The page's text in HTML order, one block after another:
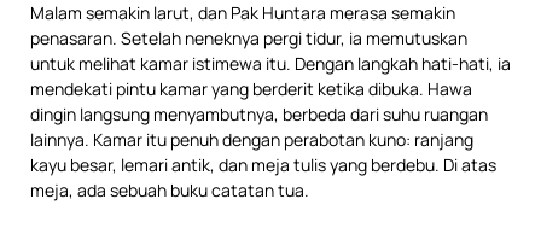
Malam semakin larut, dan Pak Huntara merasa semakin
penasaran. Setelah neneknya pergi tidur, ia memutuskan
untuk melihat kamar istimewa itu. Dengan langkah hati-hati, ia
mendekati pintu kamar yang berderit ketika dibuka. Hawa
dingin langsung menyambutnya, berbeda dari suhu ruangan
lainnya. Kamar itu penuh dengan perabotan kuno: ranjang
kayu besar, lemari antik, dan meja tulis yang berdebu. Di atas
meja, ada sebuah buku catatan tua.